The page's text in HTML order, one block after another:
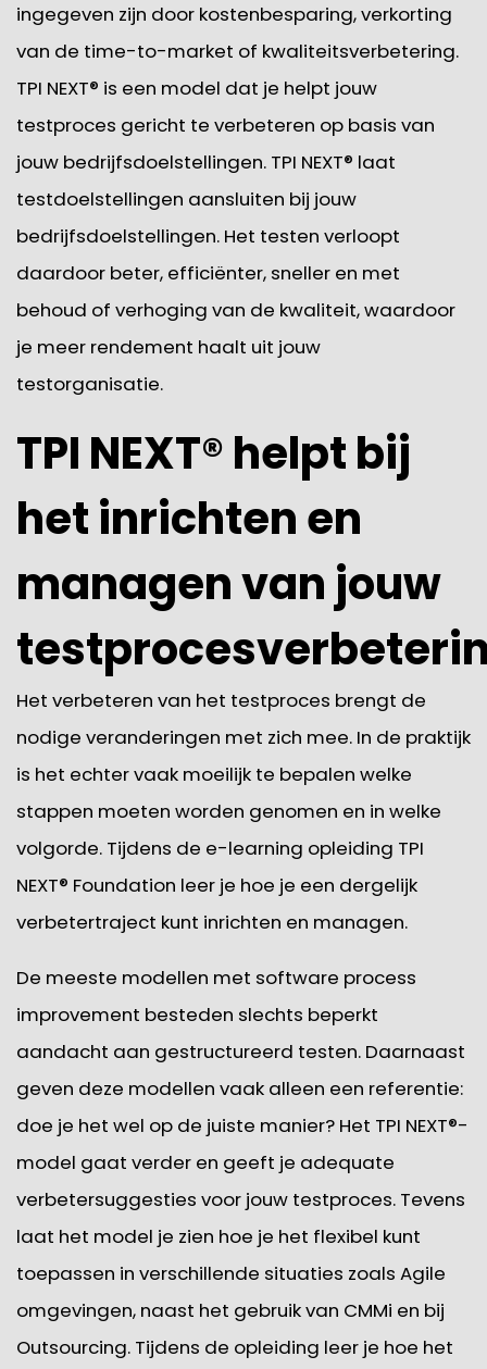
ingegeven zijn door kostenbesparing, verkorting
van de time-to-market of kwaliteitsverbetering.
TPI NEXT® is een model dat je helpt jouw
testproces gericht te verbeteren op basis van
jouw bedrijfsdoelstellingen. TPI NEXT® laat
testdoelstellingen aansluiten bij jouw
bedrijfsdoelstellingen. Het testen verloopt
daardoor beter, efficiënter, sneller en met
behoud of verhoging van de kwaliteit, waardoor
je meer rendement haalt uit jouw
testorganisatie.
TPI NEXT® helpt bij
het inrichten en
managen van jouw
Het verbeteren van het testproces brengt de
nodige veranderingen met zich mee. In de praktijk
is het echter vaak moeilijk te bepalen welke
stappen moeten worden genomen en in welke
volgorde. Tijdens de e-learning opleiding TPI
NEXT® Foundation leer je hoe je een dergelijk
verbetertraject kunt inrichten en managen.
De meeste modellen met software process
improvement besteden slechts beperkt
aandacht aan gestructureerd testen. Daarnaast
geven deze modellen vaak alleen een referentie:
doe je het wel op de juiste manier? Het TPI NEXT®-
model gaat verder en geeft je adequate
verbetersuggesties voor jouw testproces. Tevens
laat het model je zien hoe je het flexibel kunt
toepassen in verschillende situaties zoals Agile
omgevingen, naast het gebruik van CMMi en bij
Outsourcing. Tijdens de opleiding leer je hoe het